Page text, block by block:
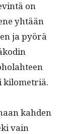
on
yhtään
ja pyörä
kilometriä.
kah­den
vain